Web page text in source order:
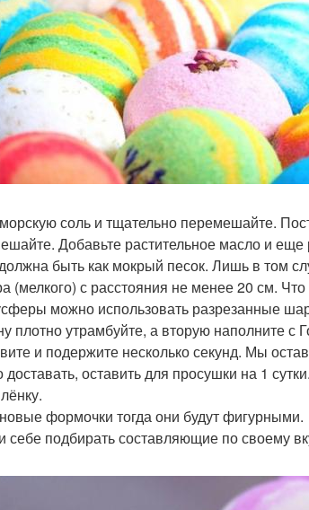
соль и тщательно перемешайте.
Добавьте растительное масло и еще
быть как мокрый песок. Лишь в том
(мелкого) с расстояния не менее 20 см.
можно использовать разрезанные
плотно утрамбуйте, а вторую наполните с
и подержите несколько секунд. Мы
оставить для просушки на 1
формочки тогда они будут фигурными.
себе подбирать составляющие по своему